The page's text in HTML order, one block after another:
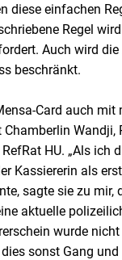
diese einfachen
Regel
Auch wird
beschränkt.
Card auch mit
Wandji,
HU. „Als ich
Kassiererin als
sagte sie zu mir,
aktuelle
wurde
sonst Gang und